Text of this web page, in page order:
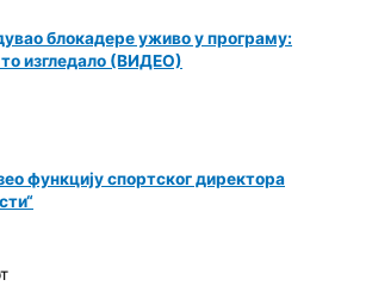
блокадере уживо у програму:
то изгледало (ВИДЕО)
функцију спортског директора